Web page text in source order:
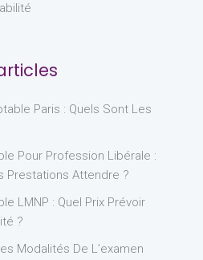
Paris : Quels Sont Les
Pour Profession Libérale :
Prestations Attendre ?
LMNP : Quel Prix Prévoir
?
Modalités De L’examen